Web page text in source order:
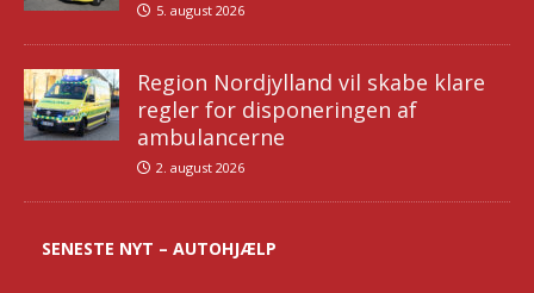
5. august 2026
Region Nordjylland vil skabe klare
regler for disponeringen af
ambulancerne
2. august 2026
SENESTE NYT – AUTOHJÆLP